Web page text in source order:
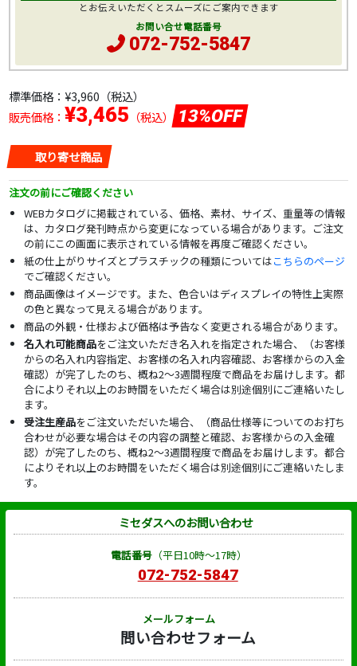
標準価格： ¥3,960 （税込）
販売価格： ¥3,465 （税込） 13%OFF
取り寄せ商品
とお伝えいただくとスムーズにご案内できます
お問い合せ電話番号
072-752-5847
注文の前にご確認ください
WEBカタログに掲載されている、価格、素材、サイズ、重量等の情報
は、カタログ発刊時点から変更になっている場合があります。ご注文
の前にこの画面に表示されている情報を再度ご確認ください。
紙の仕上がりサイズとプラスチックの種類についてはこちらのページ
でご確認ください。
商品画像はイメージです。また、色合いはディスプレイの特性上実際
の色と異なって見える場合があります。
商品の外観・仕様および価格は予告なく変更される場合があります。
名入れ可能商品をご注文いただき名入れを指定された場合、（お客様
からの名入れ内容指定、お客様の名入れ内容確認、お客様からの入金
確認）が完了したのち、概ね2～3週間程度で商品をお届けします。都
合によりそれ以上のお時間をいただく場合は別途個別にご連絡いたし
ます。
受注生産品をご注文いただいた場合、（商品仕様等についてのお打ち
合わせが必要な場合はその内容の調整と確認、お客様からの入金確
認）が完了したのち、概ね2～3週間程度で商品をお届けします。都合
によりそれ以上のお時間をいただく場合は別途個別にご連絡いたしま
す。
ミセダスへのお問い合わせ
電話番号（平日10時～17時）
072-752-5847
メールフォーム
問い合わせフォーム